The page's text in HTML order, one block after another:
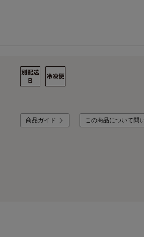
商品ガイド この商品について問